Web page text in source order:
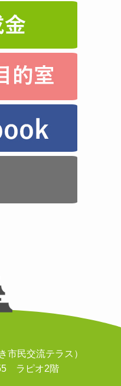
市民交流テラス）
ラピオ2階